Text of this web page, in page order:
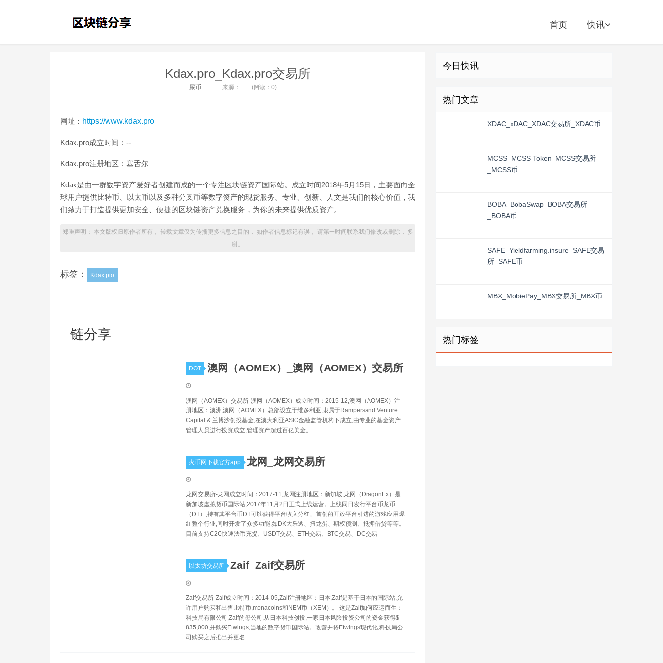
首页 快讯
Kdax.pro_Kdax.pro交易所
屎币 来源： (阅读：0)
网址： https://www.kdax.pro
Kdax.pro成立时间：--
Kdax.pro注册地区：塞舌尔
Kdax是由一群数字资产爱好者创建而成的一个专注区块链资产国际站。成立时间2018年5月15日，主要面向全
球用户提供比特币、以太币以及多种分叉币等数字资产的现货服务。专业、创新、人文是我们的核心价值，我
们致力于打造提供更加安全、便捷的区块链资产兑换服务，为你的未来提供优质资产。
郑重声明： 本文版权归原作者所有， 转载文章仅为传播更多信息之目的， 如作者信息标记有误， 请第一时间联系我们修改或删除， 多
谢。
标签： Kdax.pro
链分享
DOT 澳网（AOMEX）_澳网（AOMEX）交易所
澳网（AOMEX）交易所-澳网（AOMEX）成立时间：2015-12,澳网（AOMEX）注
册地区：澳洲,澳网（AOMEX）总部设立于维多利亚,隶属于Rampersand Venture
Capital & 兰博沙创投基金,在澳大利亚ASIC金融监管机构下成立,由专业的基金资产
管理人员进行投资成立,管理资产超过百亿美金。
火币网下载官方app 龙网_龙网交易所
龙网交易所-龙网成立时间：2017-11,龙网注册地区：新加坡,龙网（DragonEx）是
新加坡虚拟货币国际站,2017年11月2日正式上线运营。上线同日发行平台币龙币
（DT）,持有其平台币DT可以获得平台收入分红。首创的开放平台引进的游戏应用爆
红整个行业,同时开发了众多功能,如DK大乐透、扭龙蛋、期权预测、抵押借贷等等。
目前支持C2C快速法币充提、USDT交易、ETH交易、BTC交易、DC交易
以太坊交易所 Zaif_Zaif交易所
Zaif交易所-Zaif成立时间：2014-05,Zaif注册地区：日本,Zaif是基于日本的国际站,允
许用户购买和出售比特币,monacoins和NEM币（XEM）。 这是Zaif如何应运而生：
科技局有限公司,Zaif的母公司,从日本科技创投,一家日本风险投资公司的资金获得$
835,000,并购买Etwings,当地的数字货币国际站。改善并将Etwings现代化,科技局公
司购买之后推出并更名
今日快讯
热门文章
XDAC_xDAC_XDAC交易所_XDAC币
MCSS_MCSS Token_MCSS交易所
_MCSS币
BOBA_BobaSwap_BOBA交易所
_BOBA币
SAFE_Yieldfarming.insure_SAFE交易
所_SAFE币
MBX_MobiePay_MBX交易所_MBX币
热门标签